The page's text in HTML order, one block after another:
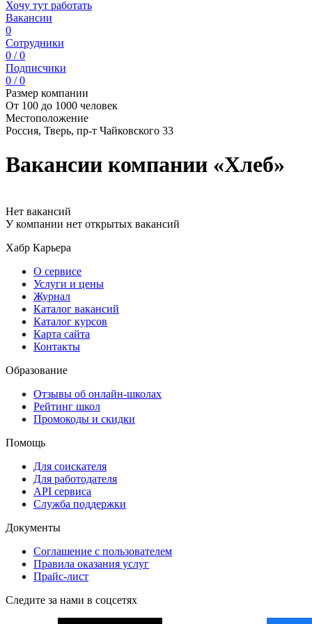
Хочу тут работать
Вакансии
0
Сотрудники
0 / 0
Подписчики
0 / 0
Размер компании
От 100 до 1000 человек
Местоположение
Россия, Тверь, пр-т Чайковского 33
Вакансии компании «Хлеб»
Нет вакансий
У компании нет открытых вакансий
Хабр Карьера
О сервисе
Услуги и цены
Журнал
Каталог вакансий
Каталог курсов
Карта сайта
Контакты
Образование
Отзывы об онлайн-школах
Рейтинг школ
Промокоды и скидки
Помощь
Для соискателя
Для работодателя
API сервиса
Служба поддержки
Документы
Соглашение с пользователем
Правила оказания услуг
Прайс-лист
Следите за нами в соцсетях